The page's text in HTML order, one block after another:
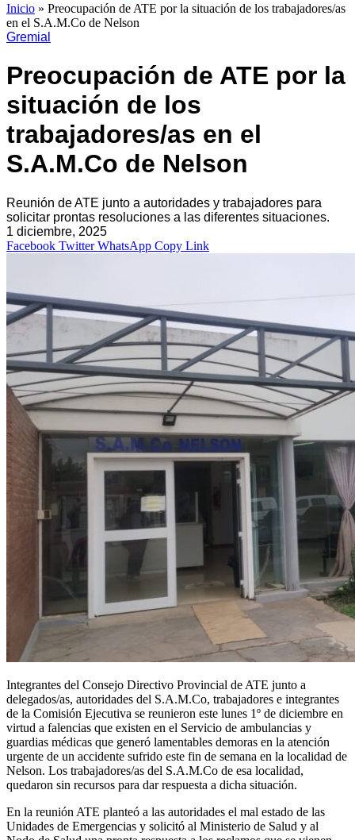
Inicio » Preocupación de ATE por la situación de los trabajadores/as
en el S.A.M.Co de Nelson
Gremial
Preocupación de ATE por la
situación de los
trabajadores/as en el
S.A.M.Co de Nelson
Reunión de ATE junto a autoridades y trabajadores para
solicitar prontas resoluciones a las diferentes situaciones.
1 diciembre, 2025
Facebook Twitter WhatsApp Copy Link
Integrantes del Consejo Directivo Provincial de ATE junto a
delegados/as, autoridades del S.A.M.Co, trabajadores e integrantes
de la Comisión Ejecutiva se reunieron este lunes 1º de diciembre en
virtud a falencias que existen en el Servicio de ambulancias y
guardias médicas que generó lamentables demoras en la atención
urgente de un accidente sufrido este fin de semana en la localidad de
Nelson. Los trabajadores/as del S.A.M.Co de esa localidad,
quedaron sin recursos para dar respuesta a dicha situación.
En la reunión ATE planteó a las autoridades el mal estado de las
Unidades de Emergencias y solicitó al Ministerio de Salud y al